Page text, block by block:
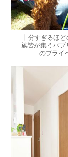
十分すぎるほ
族皆が集うパブ
のプライ